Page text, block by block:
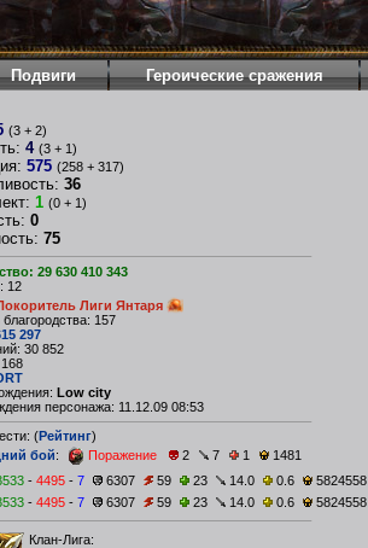
Подвиги Героические сражения
(3 + 2)
4 (3 + 1)
575 (258 + 317)
36
1 (0 + 1)
0
75
29 630 410 343
12
Лиги Янтаря
157
297
30 852
Low city
персонажа: 11.12.09 08:53
(Рейтинг)
бой: Поражение 2 7 1
1481
- 4495 - 7 6307 59 23 14.0 0.6
5824558
- 4495 - 7 6307 59 23 14.0 0.6 5824558
Клан-Лига: